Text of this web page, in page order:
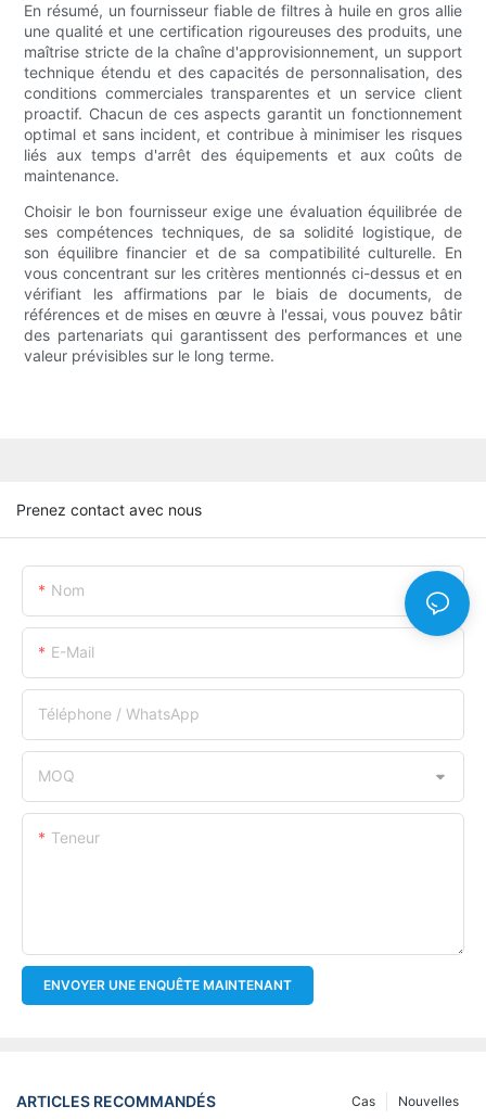
En résumé, un fournisseur fiable de filtres à huile en gros allie
une qualité et une certification rigoureuses des produits, une
maîtrise stricte de la chaîne d'approvisionnement, un support
technique étendu et des capacités de personnalisation, des
conditions commerciales transparentes et un service client
proactif. Chacun de ces aspects garantit un fonctionnement
optimal et sans incident, et contribue à minimiser les risques
liés aux temps d'arrêt des équipements et aux coûts de
maintenance.
Choisir le bon fournisseur exige une évaluation équilibrée de
ses compétences techniques, de sa solidité logistique, de
son équilibre financier et de sa compatibilité culturelle. En
vous concentrant sur les critères mentionnés ci-dessus et en
vérifiant les affirmations par le biais de documents, de
références et de mises en œuvre à l'essai, vous pouvez bâtir
des partenariats qui garantissent des performances et une
valeur prévisibles sur le long terme.
Prenez contact avec nous
Nom
E-Mail
Téléphone / WhatsApp
MOQ
Teneur
ENVOYER UNE ENQUÊTE MAINTENANT
ARTICLES RECOMMANDÉS Nouvelles
Cas